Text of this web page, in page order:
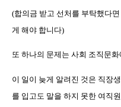
(합의금 받고 선처를 부탁했다
게 해야 합니다)
또 하나의 문제는 사회 조직문
이 일이 늦게 알려진 것은 직장
를 입고도 말을 하지 못한 여직